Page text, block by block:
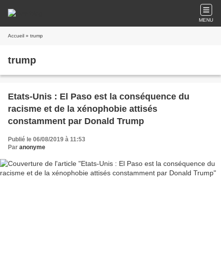
MENU
Accueil » trump
trump
Etats-Unis : El Paso est la conséquence du
racisme et de la xénophobie attisés
constamment par Donald Trump
Publié le 06/08/2019 à 11:53
Par anonyme